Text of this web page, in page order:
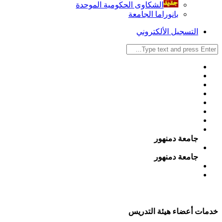
الشكاوى الحكومية الموحدة
بانوراما الجامعة
التسجيل الألكتروني
جامعة دمنهور
جامعة دمنهور
خدمات أعضاء هيئة التدريس